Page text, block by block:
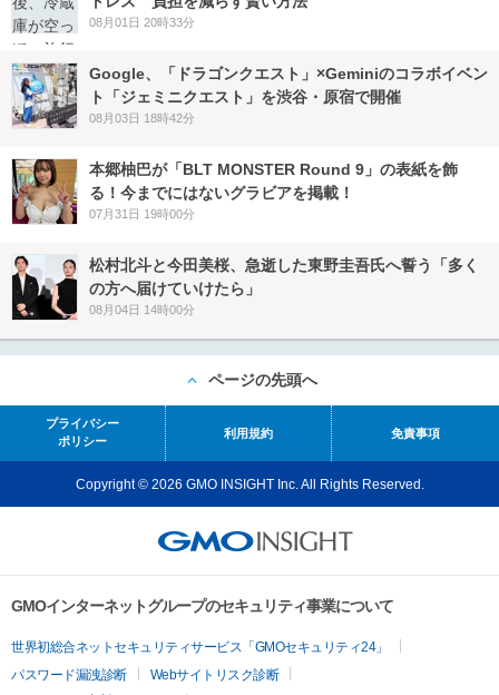
08月01日 20時33分
Google、「ドラゴンクエスト」×Geminiのコラボイベン
ト「ジェミニクエスト」を渋谷・原宿で開催
08月03日 18時42分
本郷柚巴が「BLT MONSTER Round 9」の表紙を飾
る！今までにはないグラビアを掲載！
07月31日 19時00分
松村北斗と今田美桜、急逝した東野圭吾氏へ誓う「多く
の方へ届けていけたら」
08月04日 14時00分
ページの先頭へ
プライバシー
ポリシー
利用規約 免責事項
Copyright © 2026 GMO INSIGHT Inc. All Rights Reserved.
GMOインターネットグループのセキュリティ事業について
世界初総合ネットセキュリティサービス「GMOセキュリティ24」
パスワード漏洩診断
Webサイトリスク診断